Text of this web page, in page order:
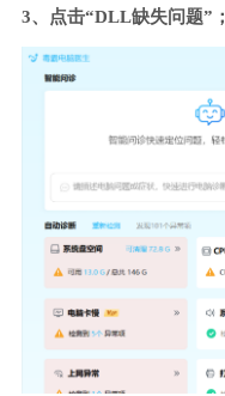
3、点击“DLL缺失问题”；